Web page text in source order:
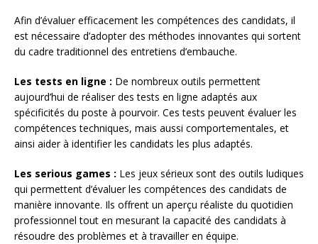
Afin d’évaluer efficacement les compétences des candidats, il
est nécessaire d’adopter des méthodes innovantes qui sortent
du cadre traditionnel des entretiens d’embauche.
Les tests en ligne : De nombreux outils permettent
aujourd’hui de réaliser des tests en ligne adaptés aux
spécificités du poste à pourvoir. Ces tests peuvent évaluer les
compétences techniques, mais aussi comportementales, et
ainsi aider à identifier les candidats les plus adaptés.
Les serious games : Les jeux sérieux sont des outils ludiques
qui permettent d’évaluer les compétences des candidats de
manière innovante. Ils offrent un aperçu réaliste du quotidien
professionnel tout en mesurant la capacité des candidats à
résoudre des problèmes et à travailler en équipe.